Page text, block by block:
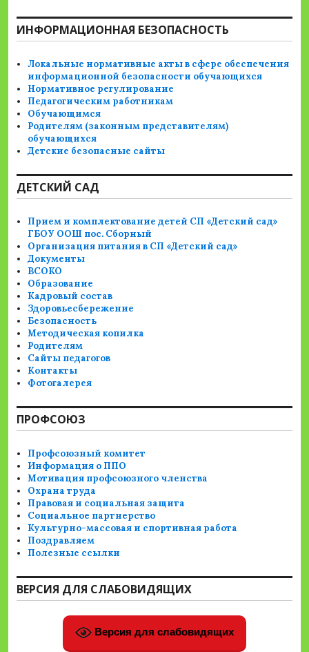
ИНФОРМАЦИОННАЯ БЕЗОПАСНОСТЬ
Локальные нормативные акты в сфере обеспечения
информационной безопасности обучающихся
Нормативное регулирование
Педагогическим работникам
Обучающимся
Родителям (законным представителям)
обучающихся
Детские безопасные сайты
ДЕТСКИЙ САД
Прием и комплектование детей СП «Детский сад»
ГБОУ ООШ пос. Сборный
Организация питания в СП «Детский сад»
Документы
ВСОКО
Образование
Кадровый состав
Здоровьесбережение
Безопасность
Методическая копилка
Родителям
Сайты педагогов
Контакты
Фотогалерея
ПРОФСОЮЗ
Профсоюзный комитет
Информация о ППО
Мотивация профсоюзного членства
Охрана труда
Правовая и социальная защита
Социальное партнерство
Культурно-массовая и спортивная работа
Поздравляем
Полезные ссылки
ВЕРСИЯ ДЛЯ СЛАБОВИДЯЩИХ
Версия для слабовидящих